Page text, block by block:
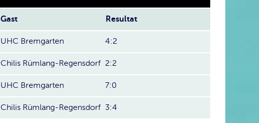
Gast Resultat
UHC Bremgarten 4:2
Chilis Rümlang-Regensdorf 2:2
UHC Bremgarten 7:0
Chilis Rümlang-Regensdorf 3:4